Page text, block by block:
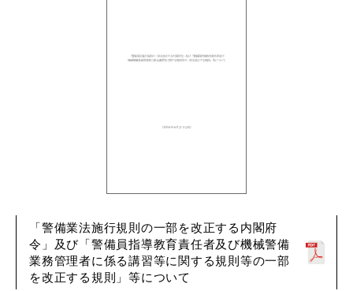
「警備業法施行規則の一部を改正する内閣府
令」及び「警備員指導教育責任者及び機械警備
業務管理者に係る講習等に関する規則等の一部
を改正する規則」等について